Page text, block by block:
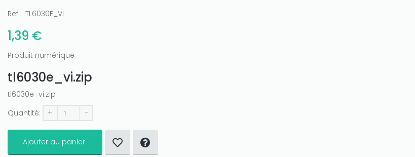
Ref: TL6030E_VI
1,39 €
Produit numérique
tl6030e_vi.zip
tl6030e_vi.zip
Quantité:
+ -
Ajouter au panier